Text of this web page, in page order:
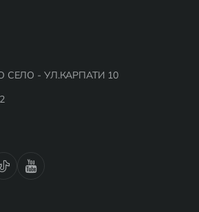
СЕЛО - УЛ.КАРПАТИ 10